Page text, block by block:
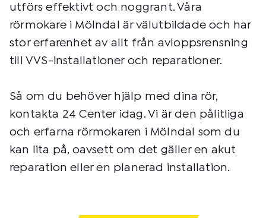
utförs effektivt och noggrant. Våra
rörmokare i Mölndal är välutbildade och har
stor erfarenhet av allt från avloppsrensning
till VVS-installationer och reparationer.
Så om du behöver hjälp med dina rör,
kontakta 24 Center idag. Vi är den pålitliga
och erfarna rörmokaren i Mölndal som du
kan lita på, oavsett om det gäller en akut
reparation eller en planerad installation.